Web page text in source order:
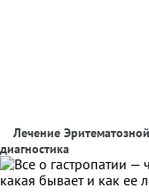
Лечение
диагностика